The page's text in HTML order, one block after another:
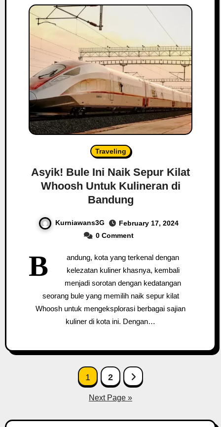
Traveling
Asyik! Bule Ini Naik Sepur Kilat
Whoosh Untuk Kulineran di
Bandung
Kurniawans3G
February 17, 2024
0 Comment
B
andung, kota yang terkenal dengan
kelezatan kuliner khasnya, kembali
menjadi sorotan dengan kedatangan
seorang bule yang memilih naik sepur kilat
Whoosh untuk mengeksplorasi berbagai sajian
kuliner di kota ini. Dengan…
1 2
Next Page »